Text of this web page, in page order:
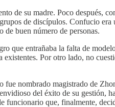
de su madre. Poco después,
de discípulos. Confucio
de buen número de personas.
que entrañaba la falta de
Por otro lado, no
nombrado magistrado de
del éxito de su
que, finalmente,